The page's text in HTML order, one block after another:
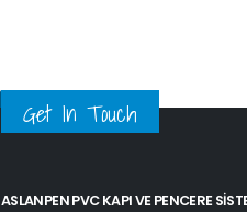
Get In Touch
ASLANPEN PVC KAPI VE PENCERE